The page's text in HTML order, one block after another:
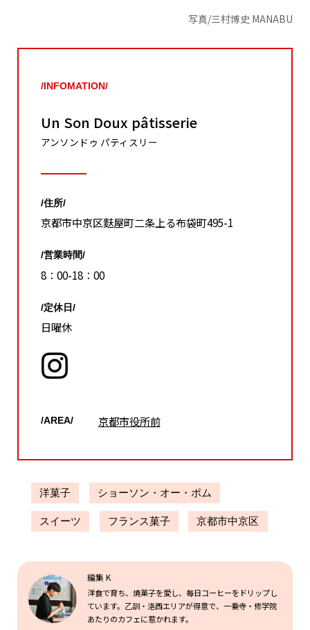
写真/三村博史 MANABU
/INFOMATION/
Un Son Doux pâtisserie
アンソンドゥ パティスリー
/住所/
京都市中京区麩屋町二条上る布袋町495-1
/営業時間/
8：00-18：00
/定休日/
日曜休
/AREA/ 京都市役所前
洋菓子 ショーソン・オー・ポム
スイーツ フランス菓子 京都市中京区
編集 K
洋食で育ち、焼菓子を愛し、毎日コーヒーをドリップし
ています。乙訓・洛西エリアが得意で、一乗寺・修学院
あたりのカフェに惹かれます。